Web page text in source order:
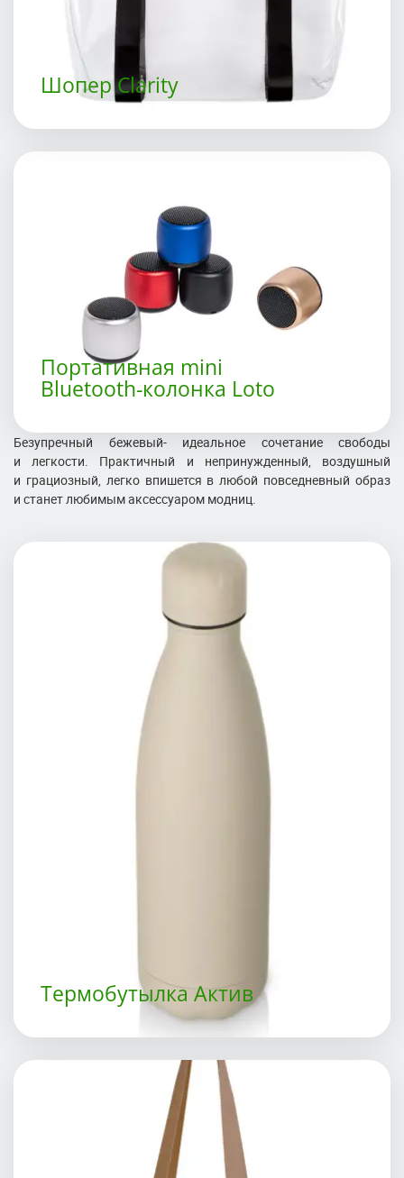
Портативная mini
Bluetooth-колонка Loto
Шопер Clarity
Безупречный бежевый- идеальное сочетание свободы
и легкости. Практичный и непринужденный, воздушный
и грациозный, легко впишется в любой повседневный образ
и станет любимым аксессуаром модниц.
Термобутылка Актив